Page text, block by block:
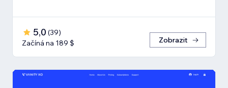
5,0 (39)
Začíná na 189 $
Zobrazit